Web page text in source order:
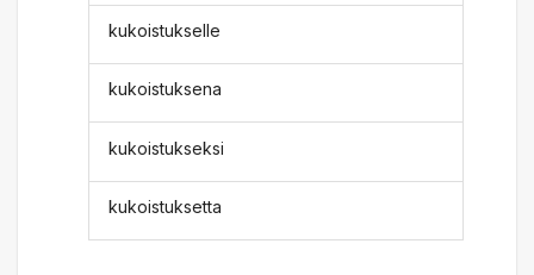
kukoistukselle
kukoistuksena
kukoistukseksi
kukoistuksetta